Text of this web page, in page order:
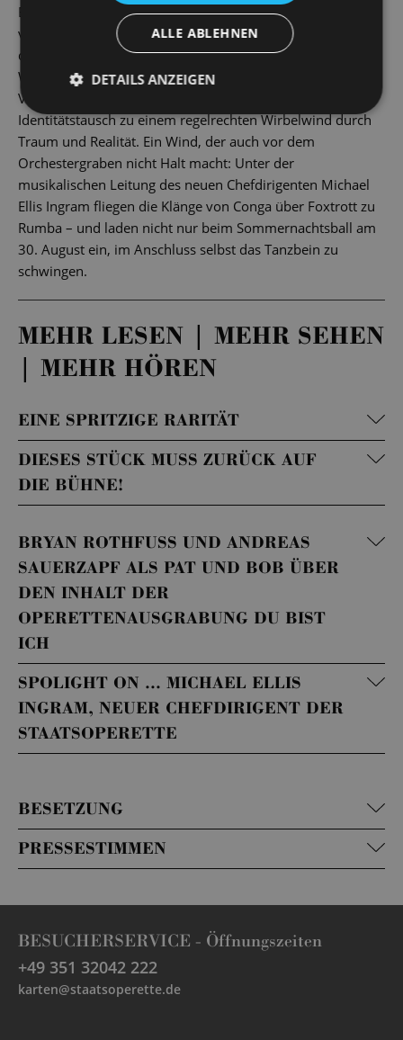
Bühne – in der komprimierten und temporeichen Fassung
von Matthias Reichwald, dem neuen Leitenden Regisseur
der Staatsoperette. Gewürzt mit einer ordentliche Portion
Witz und Ironie steigert sich in seiner Interpretation der
Verwechslungskomödie der operettenübliche
Identitätstausch zu einem regelrechten Wirbelwind durch
Traum und Realität. Ein Wind, der auch vor dem
Orchestergraben nicht Halt macht: Unter der
musikalischen Leitung des neuen Chefdirigenten Michael
Ellis Ingram fliegen die Klänge von Conga über Foxtrott zu
Rumba – und laden nicht nur beim Sommernachtsball am
30. August ein, im Anschluss selbst das Tanzbein zu
schwingen.
MEHR LESEN | MEHR SEHEN
| MEHR HÖREN
EINE SPRITZIGE RARITÄT
DIESES STÜCK MUSS ZURÜCK AUF
DIE BÜHNE!
BRYAN ROTHFUSS UND ANDREAS
SAUERZAPF ALS PAT UND BOB ÜBER
DEN INHALT DER
OPERETTENAUSGRABUNG DU BIST
ICH
SPOLIGHT ON ... MICHAEL ELLIS
INGRAM, NEUER CHEFDIRIGENT DER
STAATSOPERETTE
BESETZUNG
PRESSESTIMMEN
BESUCHERSERVICE - Öffnungszeiten
+49 351 32042 222
karten@staatsoperette.de
ALLE ABLEHNEN
DETAILS ANZEIGEN